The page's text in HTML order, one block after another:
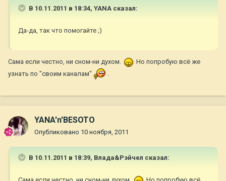
В 10.11.2011 в 18:34, YANA сказал:
Да-да, так что помогайте ;)
Сама если честно, ни сном-ни духом.
Но попробую всё же
узнать по "своим каналам"
.
YANA'n'BESOTO
Опубликовано 10 ноября, 2011
В 10.11.2011 в 18:39, Влада&Рэйчел сказал: